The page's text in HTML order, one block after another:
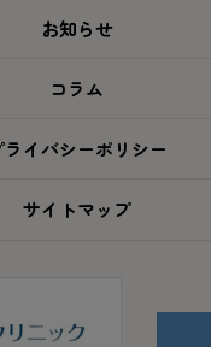
お知らせ
コラム
ライバシーポリシー
サイトマップ